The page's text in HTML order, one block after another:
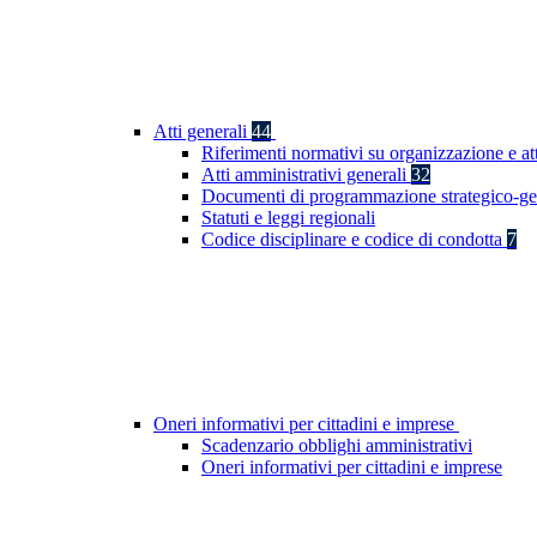
Atti generali 44
Riferimenti normativi su organizzazione e
Atti amministrativi generali 32
Documenti di programmazione strategico-
Statuti e leggi regionali
Codice disciplinare e codice di condotta 7
Oneri informativi per cittadini e imprese
Scadenzario obblighi amministrativi
Oneri informativi per cittadini e imprese